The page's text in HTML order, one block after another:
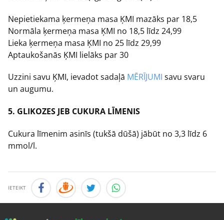
Nepietiekama ķermeņa masa ĶMI mazāks par 18,5
Normāla ķermeņa masa ĶMI no 18,5 līdz 24,99
Lieka ķermeņa masa ĶMI no 25 līdz 29,99
Aptaukošanās ĶMI lielāks par 30
Uzzini savu ĶMI, ievadot sadaļā MĒRĪJUMI savu svaru
un augumu.
5. GLIKOZES JEB CUKURA LĪMENIS
Cukura līmenim asinīs (tukšā dūšā) jābūt no 3,3 līdz 6
mmol/l.
IETEIKT